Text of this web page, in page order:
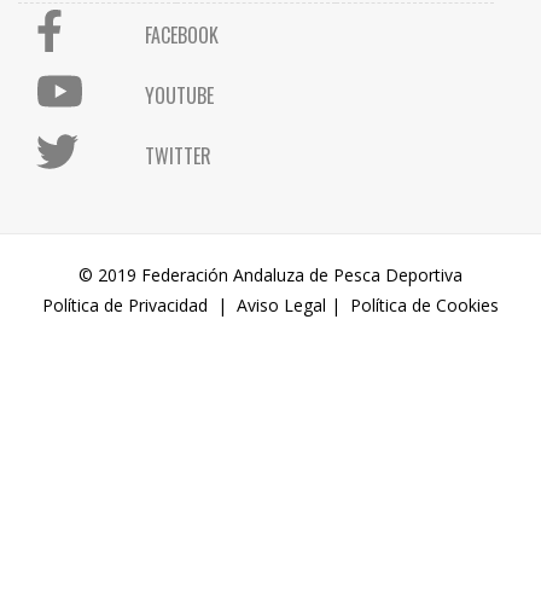
FACEBOOK
YOUTUBE
TWITTER
© 2019 Federación Andaluza de Pesca Deportiva
Política de Privacidad
| Aviso Legal | Política de Cookies